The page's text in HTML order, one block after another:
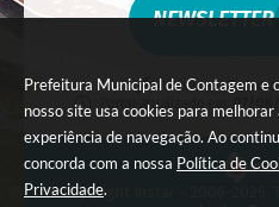
Prefeitura Municipal de Contagem e
nosso site usa cookies para melhorar
experiência de navegação. Ao
concorda com a nossa Política de
Privacidade.
Versão do
Portal atualizado em:
07/08/
NEWSLETTER
© Copyright Instar - 2006-2026.